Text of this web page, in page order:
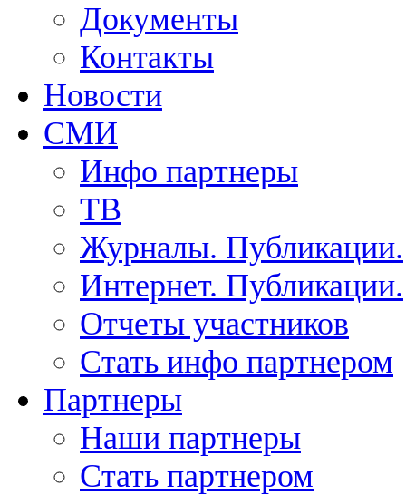
Документы
Контакты
Новости
СМИ
Инфо партнеры
ТВ
Журналы. Публикации.
Интернет. Публикации.
Отчеты участников
Стать инфо партнером
Партнеры
Наши партнеры
Стать партнером